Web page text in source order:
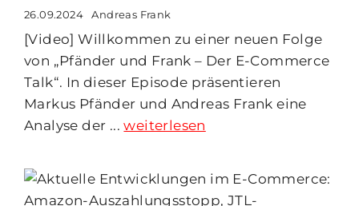
26.09.2024 Andreas Frank
[Video] Willkommen zu einer neuen Folge
von „Pfänder und Frank – Der E-Commerce
Talk“. In dieser Episode präsentieren
Markus Pfänder und Andreas Frank eine
Analyse der ...weiterlesen